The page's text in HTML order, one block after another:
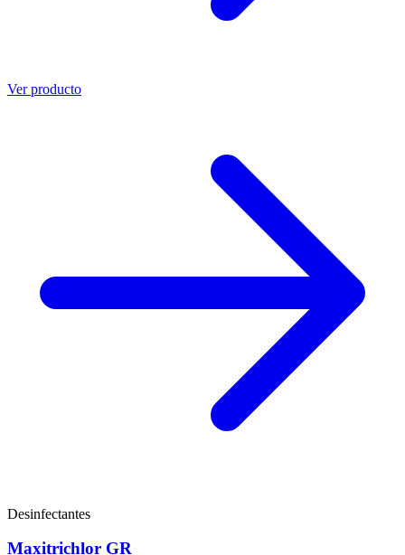
Ver producto
Desinfectantes
Maxitrichlor GR